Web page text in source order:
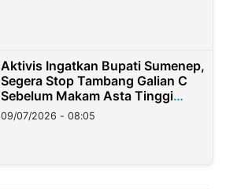
Aktivis Ingatkan Bupati Sumenep,
Segera Stop Tambang Galian C
Sebelum Makam Asta Tinggi
Longsor
09/07/2026 - 08:05